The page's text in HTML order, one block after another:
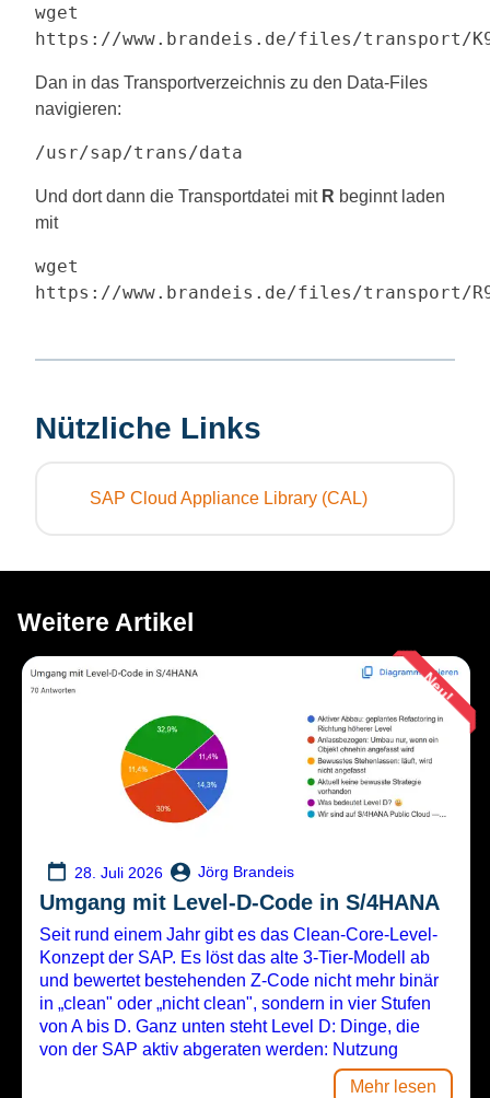
wget
https://www.brandeis.de/files/transport/
Dan in das Transportverzeichnis zu den Data-Files
navigieren:
/usr/sap/trans/data
Und dort dann die Transportdatei mit R beginnt laden
mit
wget
https://www.brandeis.de/files/transport/
Nützliche Links
SAP Cloud Appliance Library (CAL)
Weitere Artikel
Neu!
28. Juli 2026 Jörg Brandeis
Umgang mit Level-D-Code in S/4HANA
Seit rund einem Jahr gibt es das Clean-Core-Level-
Konzept der SAP. Es löst das alte 3-Tier-Modell ab
und bewertet bestehenden Z-Code nicht mehr binär
in „clean" oder „nicht clean", sondern in vier Stufen
von A bis D. Ganz unten steht Level D: Dinge, die
von der SAP aktiv abgeraten werden: Nutzung
Mehr lesen